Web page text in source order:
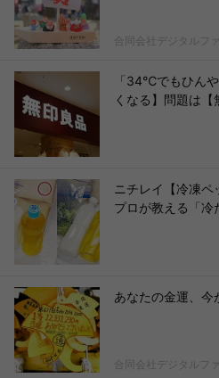
合同会社デジタルフ
「34℃でもひん
くなる】問題は
ニチレイ【冷凍ペ
プロが教える「冷
あなたの金運、今
合同会社デジタルフ